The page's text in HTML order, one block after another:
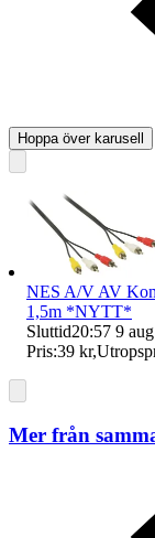
Hoppa över karusell
NES A/V AV
1,5m *NYTT*
Sluttid20:57 9
Pris:39 kr,
Mer från